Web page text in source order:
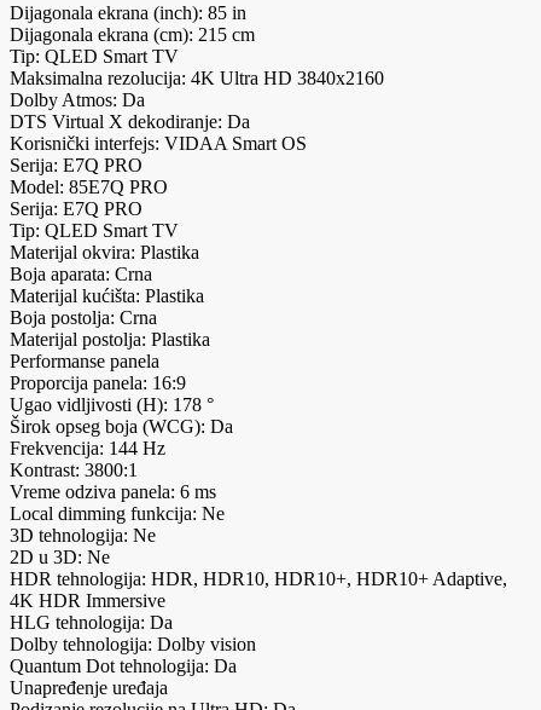
Dijagonala ekrana (inch): 85 in
Dijagonala ekrana (cm): 215 cm
Tip: QLED Smart TV
Maksimalna rezolucija: 4K Ultra HD 3840x2160
Dolby Atmos: Da
DTS Virtual X dekodiranje: Da
Korisnički interfejs: VIDAA Smart OS
Serija: E7Q PRO
Model: 85E7Q PRO
Serija: E7Q PRO
Tip: QLED Smart TV
Materijal okvira: Plastika
Boja aparata: Crna
Materijal kućišta: Plastika
Boja postolja: Crna
Materijal postolja: Plastika
Performanse panela
Proporcija panela: 16:9
Ugao vidljivosti (H): 178 °
Širok opseg boja (WCG): Da
Frekvencija: 144 Hz
Kontrast: 3800:1
Vreme odziva panela: 6 ms
Local dimming funkcija: Ne
3D tehnologija: Ne
2D u 3D: Ne
HDR tehnologija: HDR, HDR10, HDR10+, HDR10+ Adaptive,
4K HDR Immersive
HLG tehnologija: Da
Dolby tehnologija: Dolby vision
Quantum Dot tehnologija: Da
Unapređenje uređaja